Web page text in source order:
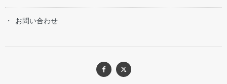
お問い合わせ